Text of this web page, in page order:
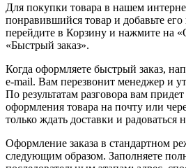
Для покупки товара в нашем
понравившийся товар и добавьте его
перейдите в Корзину и нажмите на
«Быстрый заказ».
Когда оформляете быстрый заказ,
e-mail. Вам перезвонит менеджер и
По результатам разговора вам
оформления товара на почту или
только ждать доставки и радоваться
Оформление заказа в стандартном
следующим образом. Заполняете